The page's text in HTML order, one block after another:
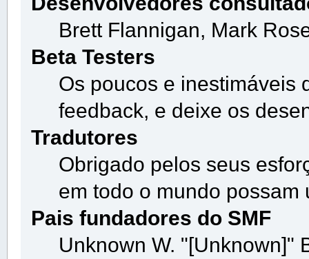
Brett Flannigan, Mark
Beta Testers
Os poucos e inestimáveis
feedback, e deixe os
Tradutores
Obrigado pelos seus
em todo o mundo possam
Pais fundadores do SMF
Unknown W. "[Unknown]"